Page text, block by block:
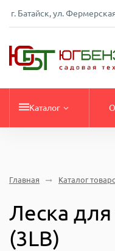
г. Батайск, ул.
Каталог
Главная Каталог
Леска
(3LB)